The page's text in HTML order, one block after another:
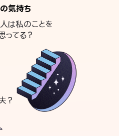
気持ち
は私のことを
ってる？
？